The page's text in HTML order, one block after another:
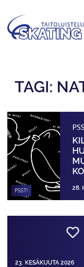
TAGI:
PSST! 28.
23. KESÄKUUTA 2026